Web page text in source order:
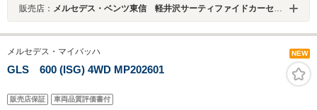
販売店： メルセデス・ベンツ東信 軽井沢サーティファイドカーセンター
メルセデス・マイバッハ NEW
GLS 600 (ISG) 4WD MP202601
販売店保証 車両品質評価書付